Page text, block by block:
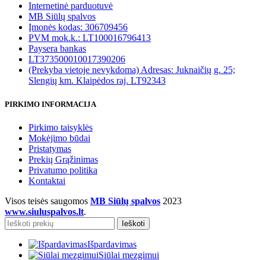
Internetinė parduotuvė
MB Siūlų spalvos
Įmonės kodas: 306709456
PVM mok.k.: LT100016796413
Paysera bankas
LT373500010017390206
(Prekyba vietoje nevykdoma) Adresas: Juknaičių g. 25;
Slengių km. Klaipėdos raj. LT92343
PIRKIMO INFORMACIJA
Pirkimo taisyklės
Mokėjimo būdai
Pristatymas
Prekių Grąžinimas
Privatumo politika
Kontaktai
Visos teisės saugomos MB Siūlų spalvos 2023
www.siuluspalvos.lt.
Ieškoti
Išpardavimas
Siūlai mezgimui